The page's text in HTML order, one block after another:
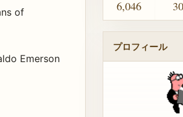
of
Emerson
6,046
プロフィール